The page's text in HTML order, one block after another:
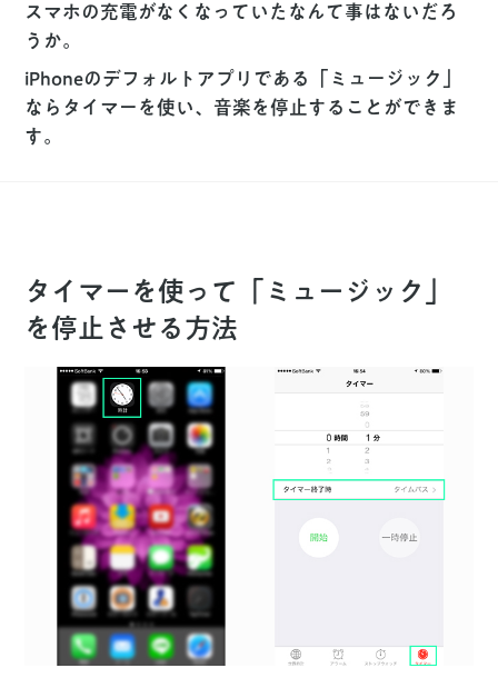
スマホの充電がなくなっていたなんて事はないだろ
うか。
iPhoneのデフォルトアプリである「ミュージック」
ならタイマーを使い、音楽を停止することができま
す。
タイマーを使って「ミュージック」
を停止させる方法